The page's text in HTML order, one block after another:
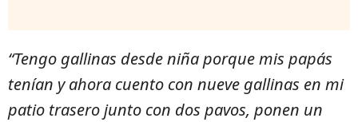
“Tengo gallinas desde niña porque mis papás
tenían y ahora cuento con nueve gallinas en mi
patio trasero junto con dos pavos, ponen un